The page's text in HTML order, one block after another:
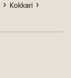
Kokkari